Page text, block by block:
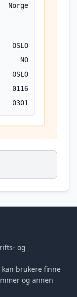
Norge
OSLO
NO
OSLO
0116
0301
og
brukere finne
og annen